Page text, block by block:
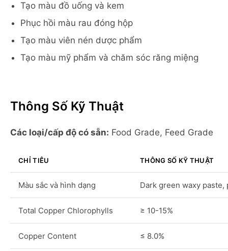
Tạo màu đồ uống và kem
Phục hồi màu rau đóng hộp
Tạo màu viên nén dược phẩm
Tạo màu mỹ phẩm và chăm sóc răng miệng
Thông Số Kỹ Thuật
Các loại/cấp độ có sẵn: Food Grade, Feed Grade
CHỈ TIÊU THÔNG SỐ KỸ THUẬT
Màu sắc và hình dạng Dark green waxy
Total Copper Chlorophylls ≥ 10-15%
Copper Content ≤ 8.0%